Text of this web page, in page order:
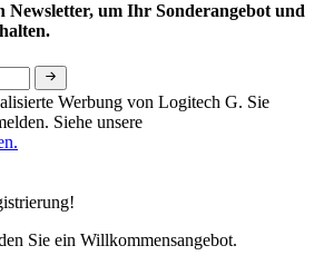
Newsletter, um Ihr Sonderangebot und
Werbung von Logitech G. Sie
Siehe unsere
Sie ein Willkommensangebot.